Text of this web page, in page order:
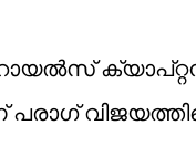
റോയല്‍സ്